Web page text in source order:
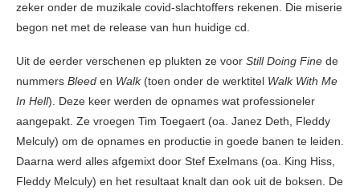
zeker onder de muzikale covid-slachtoffers rekenen. Die miserie
begon net met de release van hun huidige cd.
Uit de eerder verschenen ep plukten ze voor Still Doing Fine de
nummers Bleed en Walk(toen onder de werktitel Walk With Me
In Hell). Deze keer werden de opnames wat professioneler
aangepakt. Ze vroegen Tim Toegaert (oa. Janez Deth, Fleddy
Melculy) om de opnames en productie in goede banen te leiden.
Daarna werd alles afgemixt door Stef Exelmans (oa. King Hiss,
Fleddy Melculy) en het resultaat knalt dan ook uit de boksen. De